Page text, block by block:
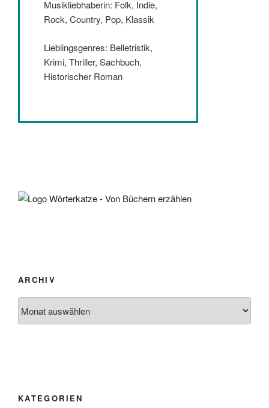
Musikliebhaberin: Folk, Indie,
Rock, Country, Pop, Klassik
Lieblingsgenres: Belletristik,
Krimi, Thriller, Sachbuch,
Historischer Roman
ARCHIV
KATEGORIEN